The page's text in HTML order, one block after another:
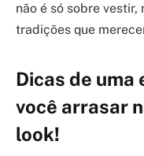
não é só sobre
tradições que
Dicas de
você arrasar
look!